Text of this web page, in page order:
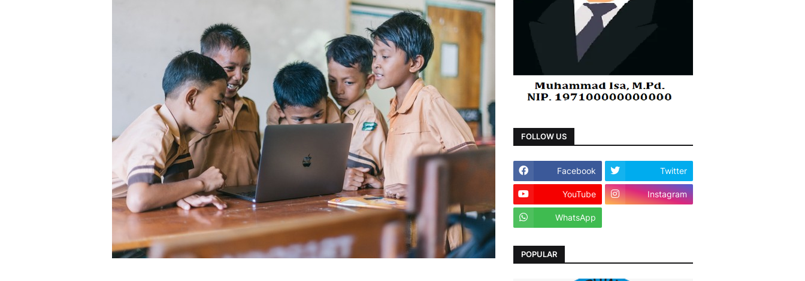
FOLLOW US
Facebook Twitter
YouTube Instagram
WhatsApp
POPULAR